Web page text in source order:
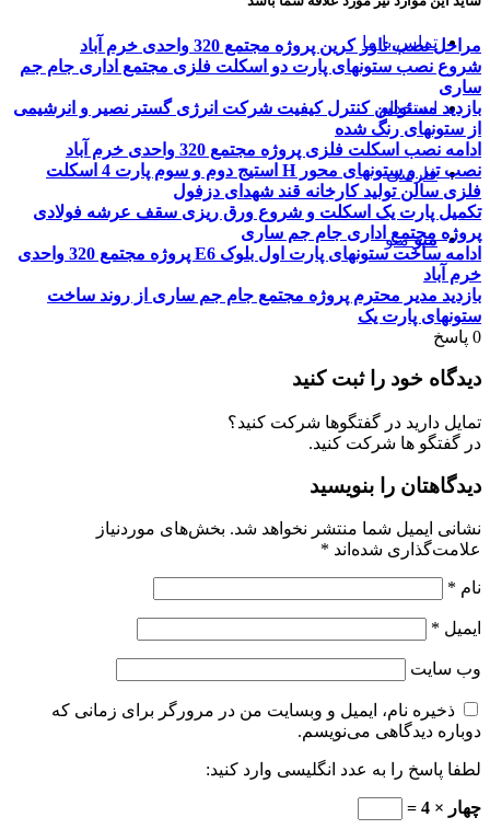
تماس با ما
استخدام
فارسی
منو منو
مراحل نصب تاور کرین پروژه مجتمع 320 واحدی خرم آباد
شروع نصب ستونهای پارت دو اسکلت فلزی مجتمع اداری جام جم
ساری
بازدید مسئولین کنترل کیفیت شرکت انرژی گستر نصیر و انرشیمی
از ستونهای رنگ شده
ادامه نصب اسکلت فلزی پروژه مجتمع 320 واحدی خرم آباد
نصب تیر و ستونهای محور H استیج دوم و سوم پارت 4 اسکلت
فلزی سالن تولید کارخانه قند شهدای دزفول
تکمیل پارت یک اسکلت و شروع ورق ریزی سقف عرشه فولادی
پروژه مجتمع اداری جام جم ساری
ادامه ساخت ستونهای پارت اول بلوک E6 پروژه مجتمع 320 واحدی
خرم آباد
بازدید مدیر محترم پروژه مجتمع جام جم ساری از روند ساخت
ستونهای پارت یک
0 پاسخ
دیدگاه خود را ثبت کنید
تمایل دارید در گفتگوها شرکت کنید؟
در گفتگو ها شرکت کنید.
دیدگاهتان را بنویسید
نشانی ایمیل شما منتشر نخواهد شد. بخش‌های موردنیاز
علامت‌گذاری شده‌اند *
نام *
ایمیل *
وب‌ سایت
ذخیره نام، ایمیل و وبسایت من در مرورگر برای زمانی که
دوباره دیدگاهی می‌نویسم.
لطفا پاسخ را به عدد انگلیسی وارد کنید:
چهار × 4 =